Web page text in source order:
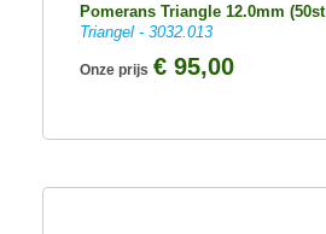
Pomerans Triangle 12.0mm (50st
Triangel - 3032.013
Onze prijs € 95,00